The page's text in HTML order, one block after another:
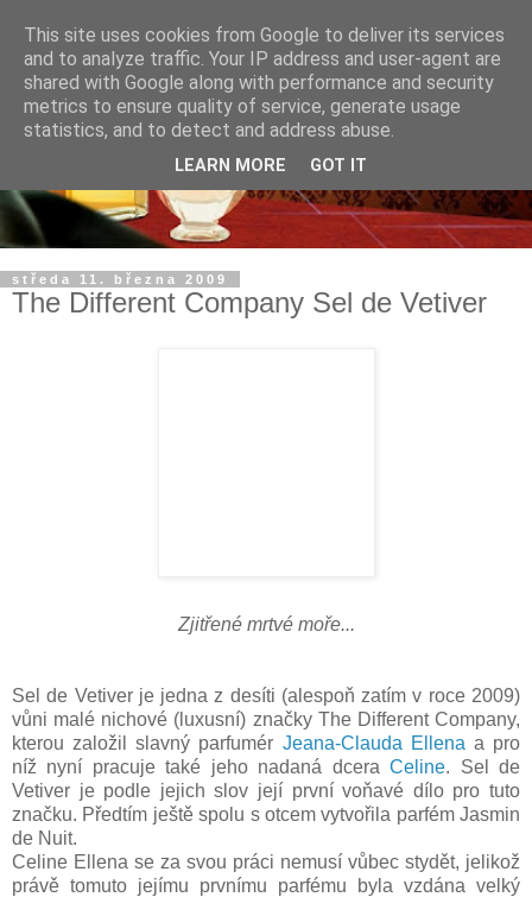
středa 11. března 2009
The Different Company Sel de Vetiver
Zjitřené mrtvé moře...
Sel de Vetiver je jedna z desíti (alespoň zatím v roce 2009)
vůni malé nichové (luxusní) značky The Different Company,
kterou založil slavný parfumér Jeana-Clauda Ellena a pro
níž nyní pracuje také jeho nadaná dceraCeline. Sel de
Vetiver je podle jejich slov její první voňavé dílo pro tuto
značku. Předtím ještě spolu s otcem vytvořila parfém Jasmin
de Nuit.
Celine Ellena se za svou práci nemusí vůbec stydět, jelikož
právě tomuto jejímu prvnímu parfému byla vzdána velký
This site uses cookies from Google to deliver its services
and to analyze traffic. Your IP address and user-agent are
shared with Google along with performance and security
metrics to ensure quality of service, generate usage
statistics, and to detect and address abuse.
LEARN MORE GOT IT